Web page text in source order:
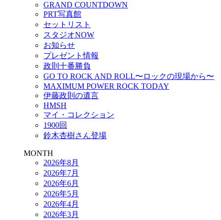
GRAND COUNTDOWN
PRT写真館
セットリスト
スタジオNOW
お知らせ
プレゼント情報
政則十番勝負
GO TO ROCK AND ROLL〜ロックの現場から〜
MAXIMUM POWER ROCK TODAY
伊藤政則の遺言
HMSH
マイ・コレクション
1900回
鈴木杏樹さん登場
MONTH
2026年8月
2026年7月
2026年6月
2026年5月
2026年4月
2026年3月